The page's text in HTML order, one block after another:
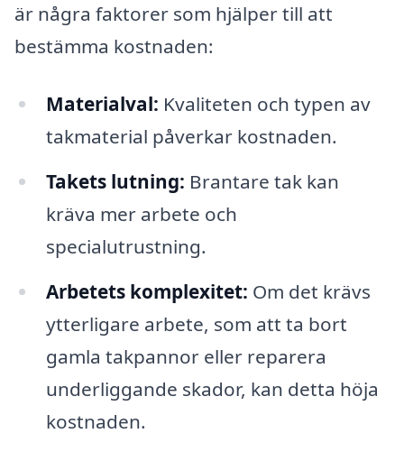
är några faktorer som hjälper till att
bestämma kostnaden:
Materialval: Kvaliteten och typen av
takmaterial påverkar kostnaden.
Takets lutning: Brantare tak kan
kräva mer arbete och
specialutrustning.
Arbetets komplexitet: Om det krävs
ytterligare arbete, som att ta bort
gamla takpannor eller reparera
underliggande skador, kan detta höja
kostnaden.